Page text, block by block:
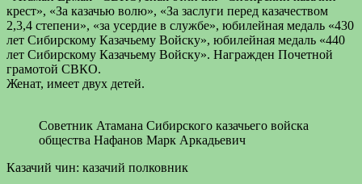
крест», «За казачью волю», «За заслуги перед казачеством
2,3,4 степени», «за усердие в службе», юбилейная медаль «430
лет Сибирскому Казачьему Войску», юбилейная медаль «440
лет Сибирскому Казачьему Войску». Награжден Почетной
грамотой СВКО.
Женат, имеет двух детей.
Советник Атамана Сибирского казачьего войска
общества Нафанов Марк Аркадьевич
Казачий чин: казачий полковник